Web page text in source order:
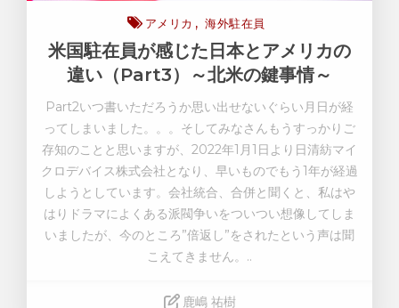
アメリカ 海外駐在員
米国駐在員が感じた日本とアメリカの
違い（Part3）～北米の鍵事情～
Part2いつ書いただろうか思い出せないぐらい月日が経
ってしまいました。。。そしてみなさんもうすっかりご
存知のことと思いますが、2022年1月1日より日清紡マイ
クロデバイス株式会社となり、早いものでもう1年が経過
しようとしています。会社統合、合併と聞くと、私はや
はりドラマによくある派閥争いをついつい想像してしま
いましたが、今のところ”倍返し”をされたという声は聞
こえてきません。..
鹿嶋 祐樹